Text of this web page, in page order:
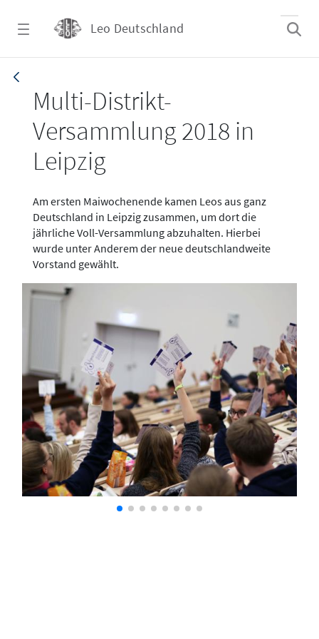
Leo Deutschland
Multi-Distrikt-
Versammlung 2018 in
Leipzig
Am ersten Maiwochenende kamen Leos aus ganz
Deutschland in Leipzig zusammen, um dort die
jährliche Voll-Versammlung abzuhalten. Hierbei
wurde unter Anderem der neue deutschlandweite
Vorstand gewählt.